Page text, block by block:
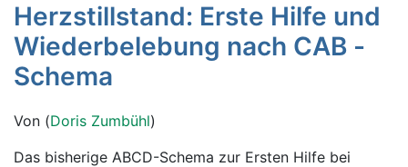
Symptome
Untersuchungen
News
Ratgeber
Herzstillstand: Erste Hilfe und
Wiederbelebung nach CAB -
Schema
Von (Doris Zumbühl)
Das bisherige ABCD-Schema zur Ersten Hilfe bei